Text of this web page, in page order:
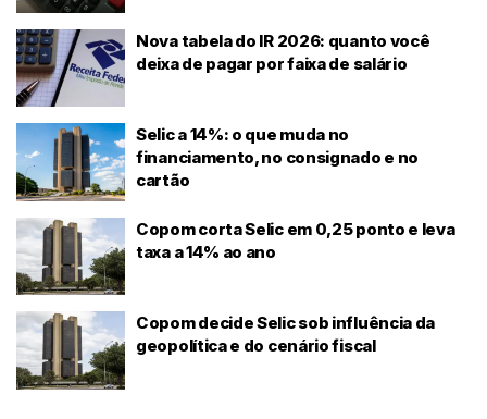
Nova tabela do IR 2026: quanto você
deixa de pagar por faixa de salário
Selic a 14%: o que muda no
financiamento, no consignado e no
cartão
Copom corta Selic em 0,25 ponto e leva
taxa a 14% ao ano
Copom decide Selic sob influência da
geopolítica e do cenário fiscal